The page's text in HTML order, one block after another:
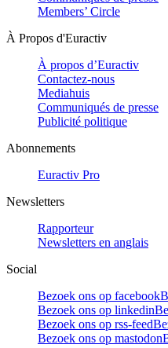
Members’ Circle
À Propos d'Euractiv
À propos d’Euractiv
Contactez-nous
Mediahuis
Communiqués de presse
Publicité politique
Abonnements
Euractiv Pro
Newsletters
Rapporteur
Newsletters en anglais
Social
Bezoek ons op facebook
Bezoek ons op linkedin
Bezoek ons op rss-feed
Bezoek ons op mastodon